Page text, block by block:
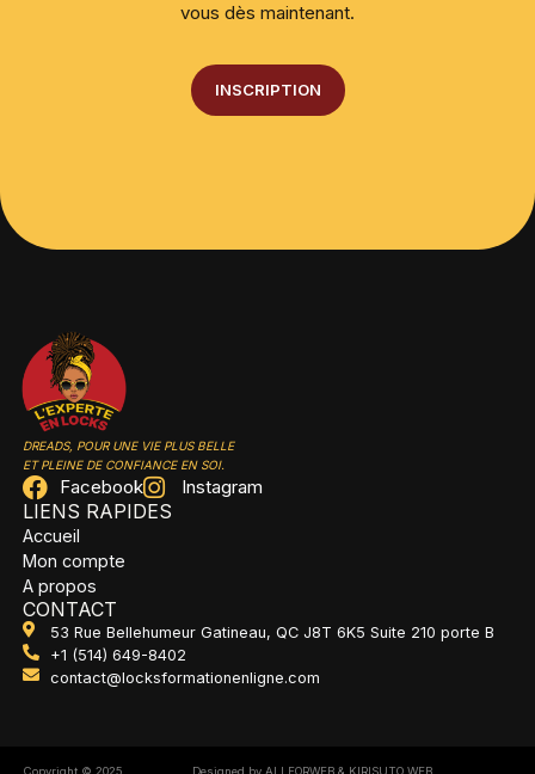
vous dès maintenant.
INSCRIPTION
DREADS, POUR UNE VIE PLUS BELLE
ET PLEINE DE CONFIANCE EN SOI.
Facebook Instagram
LIENS RAPIDES
Accueil
Mon compte
A propos
CONTACT
53 Rue Bellehumeur Gatineau, QC J8T 6K5 Suite 210 porte B
+1 (514) 649-8402
contact@locksformationenligne.com
Copyright © 2025 Designed by ALLFORWEB & KIRISUTO WEB